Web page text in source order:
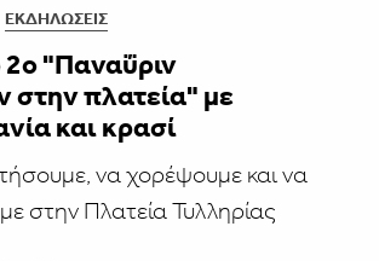
ΕΚΔΗΛΏΣΕΙΣ
2ο "Παναΰριν
στην πλατεία" με
και κρασί
να χορέψουμε και να
στην Πλατεία Τυλληρίας